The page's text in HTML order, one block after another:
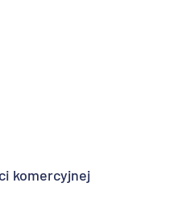
komercyjnej